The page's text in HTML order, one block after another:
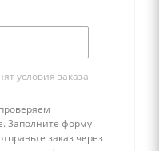
условия заказа
3аполните форму
заказ через